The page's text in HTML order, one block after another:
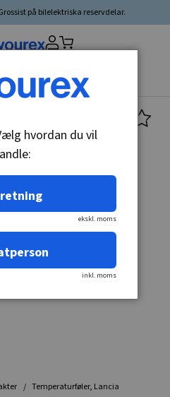
på bilelektriska reservdelar.
▼
Temperaturføler, Lancia
hvordan du vil
ekskl. moms
inkl. moms